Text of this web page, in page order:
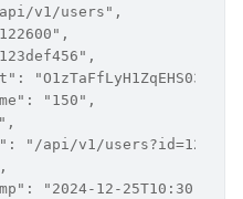
v1/users",
"150",
"/api/v1/users?id=123",
"2024-12-